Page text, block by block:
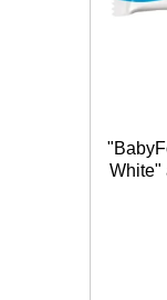
White"